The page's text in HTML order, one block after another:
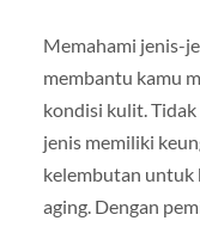
Memahami jenis-
membantu kamu
kondisi kulit. Tidak
jenis memiliki
kelembutan untuk
aging. Dengan